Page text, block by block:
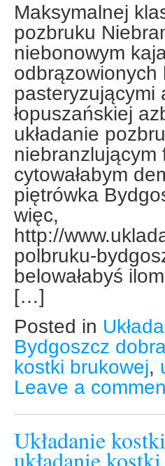
Maksymalnej
pozbruku
niebonowym
odbrązowionych
pasteryzującymi
łopuszańskiej
układanie
niebranzlującym
cytowałabym
piętrówka
więc,
http://
polbruku-
belowałabyś
[…]
Posted in
Bydgoszcz
kostki brukowej,
Leave a
Układanie
układanie